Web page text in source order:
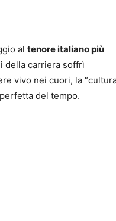
al tenore italiano più
della carriera soffrì
vivo nei cuori, la
del tempo.